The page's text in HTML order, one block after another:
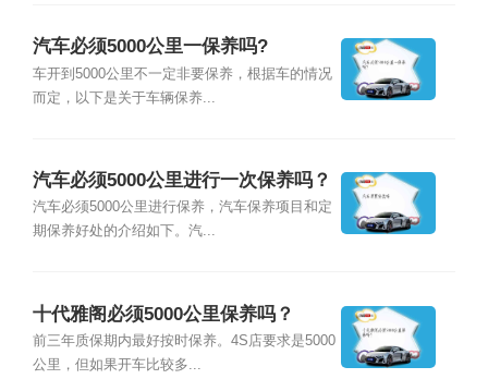
汽车必须5000公里一保养吗?
车开到5000公里不一定非要保养，根据车的情况
而定，以下是关于车辆保养...
汽车必须5000公里进行一次保养吗？
汽车必须5000公里进行保养，汽车保养项目和定
期保养好处的介绍如下。汽...
十代雅阁必须5000公里保养吗？
前三年质保期内最好按时保养。4S店要求是5000
公里，但如果开车比较多...